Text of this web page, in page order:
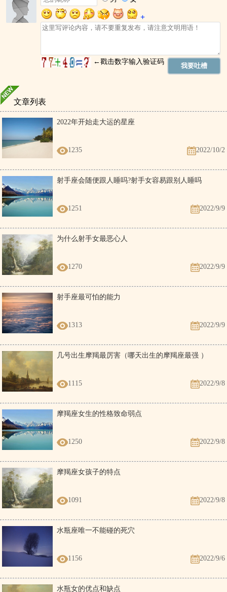
丙午年 丙申月 丙辰
壬辰时（7:00:00-8:59:59）冲狗煞南
星神：订婚 嫁娶 安床 移徙 入宅 修造 安葬
光
丙午年 丙申月 丙辰
日 癸巳时
时冲丁亥
财 见贵 订婚 嫁娶
丙午年 丙申月 丙辰
日 甲午时
星神：天刑 帝旺 大进 贪狼
葬 祈福 出行 求财
赴任 词讼
丙午年 丙申月 丙辰
星神：日杀 朱雀 右弼
安葬
修造 动土 朱雀须用 凤凰符制 否则 诸事
不宜
日 丙申时
冲：冲虎，煞方：煞南，时冲：时冲庚寅
文章列表
2022年开始走大运的星座
1235 2022/10/2
射手座会随便跟人睡吗?射手女容易跟别人睡吗
1251 2022/9/9
为什么射手女最恶心人
1270 2022/9/9
射手座最可怕的能力
1313 2022/9/9
几号出生摩羯最厉害（哪天出生的摩羯座最强 ）
1115 2022/9/8
摩羯座女生的性格致命弱点
1250 2022/9/8
摩羯座女孩子的特点
1091 2022/9/8
水瓶座唯一不能碰的死穴
1156 2022/9/6
水瓶女的优点和缺点